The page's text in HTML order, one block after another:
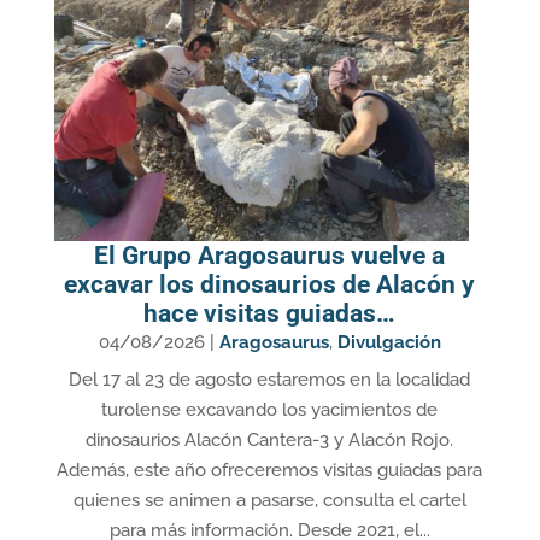
El Grupo Aragosaurus vuelve a
excavar los dinosaurios de Alacón y
hace visitas guiadas…
04/08/2026| Aragosaurus, Divulgación
Del 17 al 23 de agosto estaremos en la localidad
turolense excavando los yacimientos de
dinosaurios Alacón Cantera-3 y Alacón Rojo.
Además, este año ofreceremos visitas guiadas para
quienes se animen a pasarse, consulta el cartel
para más información. Desde 2021, el...